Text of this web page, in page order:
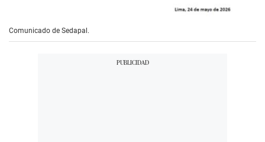
Comunicado de Sedapal.